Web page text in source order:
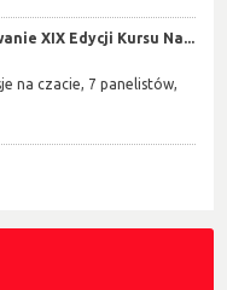
XIX Edycji Kursu Na...
na czacie, 7 panelistów,